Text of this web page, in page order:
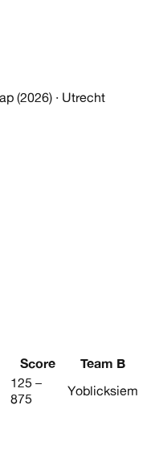
(2026) · Utrecht
Score
Team B
125 –
875
Yoblicksiem